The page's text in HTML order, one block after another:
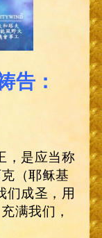
告：
，是应当称
（耶稣基
们成圣，用
满我们，